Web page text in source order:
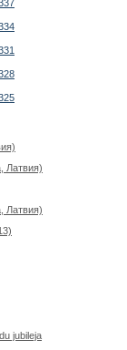
Латвия)
Латвия)
jubileja